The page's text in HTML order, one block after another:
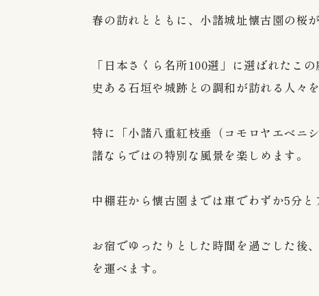
春の訪れとともに、小諸城址懐古園の桜
「日本さくら名所100選」に選ばれたこ
史ある石垣や城跡との調和が訪れる人々
特に「小諸八重紅枝垂（コモロヤエベニ
諸ならではの特別な風景を楽しめます。
中棚荘から懐古園までは車でわずか5分と
お宿でゆったりとした時間を過ごした後
を運べます。